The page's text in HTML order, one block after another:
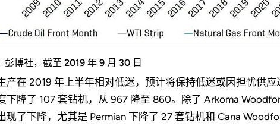
彭博社，截至 2019 年 9 月 30 日
产在 2019 年上半年相对低迷，预计将保持低迷或因担忧供
下降了 107 套钻机，从 967 降至 860。除了 Arkoma
现了下降，尤其是 Permian 下降了 27 套钻机和 Cana